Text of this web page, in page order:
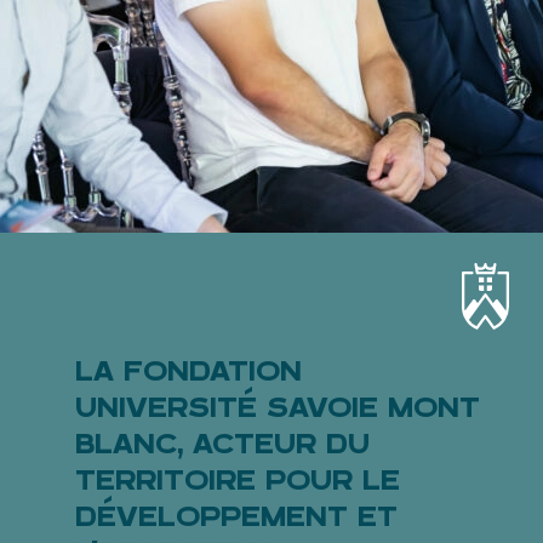
LA FONDATION
UNIVERSITÉ SAVOIE MONT
BLANC, ACTEUR DU
TERRITOIRE POUR LE
DÉVELOPPEMENT ET